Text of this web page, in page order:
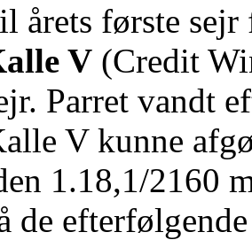
årets første
V (Credit
Parret vandt
V kunne
1.18,1/2160
de